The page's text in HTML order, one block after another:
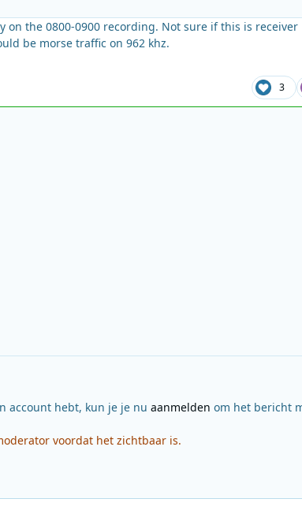
on the 0800-0900 recording. Not sure if this is receiver
be morse traffic on 962 khz.
3
account hebt, kun je je nu aanmelden om het bericht
voordat het zichtbaar is.